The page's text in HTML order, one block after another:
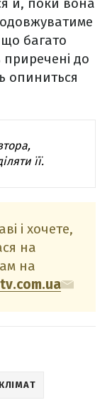
багато
приречені до
опиниться
її.
і хочете,
на
на
КЛІМАТ